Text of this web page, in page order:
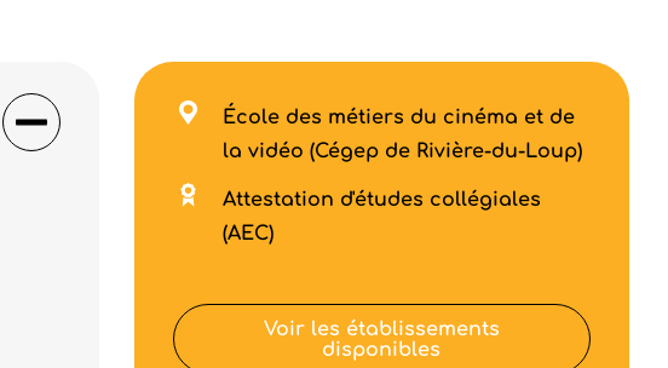
École des métiers du cinéma et de
la vidéo (Cégep de Rivière-du-Loup)
Attestation d'études collégiales
(AEC)
Voir les établissements
disponibles